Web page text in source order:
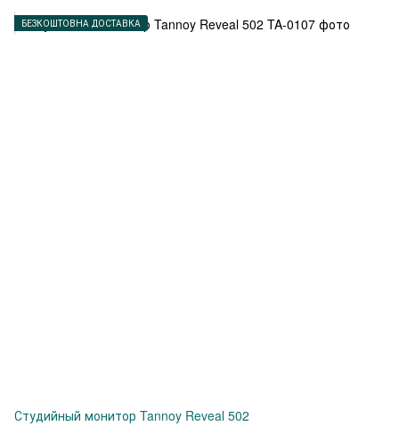
БЕЗКОШТОВНА ДОСТАВКА
Студийный монитор Tannoy Reveal 502